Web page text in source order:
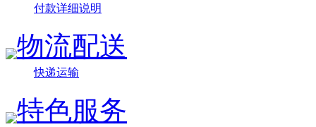
付款详细说明
物流配送
快递运输
特色服务